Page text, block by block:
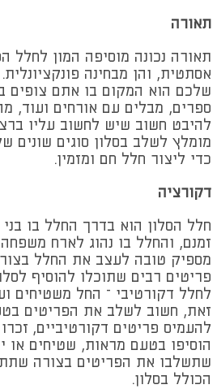
תאורה
תאורה נכונה מוסיפה המון לחלל
אסתטית, והן מבחינה
שלכם הוא המקום בו אתם צופים
ספרים, מבלים עם אורחים ועוד,
להיבט חשוב שיש לחשוב עליו
מומלץ לשלב בסלון סוגים שונים
כדי ליצור חלל חם ומזמין.
דקורציה
חלל הסלון הוא בדרך החלל בו
זמנם, והחלל בו נהוג לארח משפחה
מספיק טובה לעצב את החלל
פריטים רבים שתוכלו להוסיף
לחלל דקורטיבי – החל משטיחים
זאת, חשוב לשלב את הפריטים
להעמיס פריטים דקורטיביים,
הוסיפו בטעם מראות, שטיחים או
שתשלבו את הפריטים בצורה
הכולל בסלון.